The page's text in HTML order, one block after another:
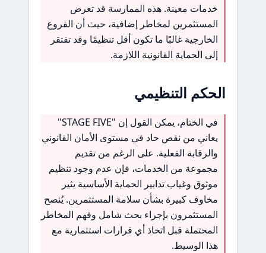
خدمات معينة. هذه الممارسة قد تعرض
المستثمرين لمخاطر إضافية، حيث أن الفروع
الخارجية غالبًا ما تكون أقل تنظيمًا وقد تفتقر
إلى الحماية القانونية اللازمة.
الحكم التنظيمي
في الختام، يمكن القول إن "STAGE FIVE"
يعاني من نقص حاد في مستوى الأمان القانوني
والرقابة الفعلية. على الرغم من تقديم
مجموعة من الخدمات، فإن عدم وجود تنظيم
موثوق وغياب تدابير الحماية الأساسية يثير
مخاوف كبيرة بشأن سلامة المستثمرين. يُنصح
المستثمرون بإجراء بحث شامل وفهم المخاطر
المحتملة قبل اتخاذ أي قرارات استثمارية مع
هذا الوسيط.